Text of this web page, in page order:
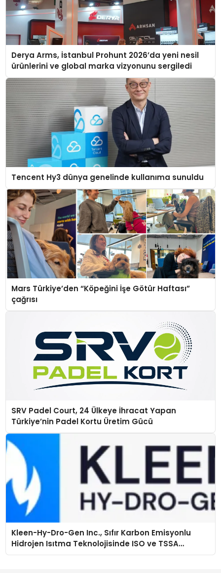
Derya Arms, İstanbul Prohunt 2026’da yeni nesil
ürünlerini ve global marka vizyonunu sergiledi
Tencent Hy3 dünya genelinde kullanıma sunuldu
Mars Türkiye’den “Köpeğini İşe Götür Haftası”
çağrısı
SRV Padel Court, 24 Ülkeye İhracat Yapan
Türkiye’nin Padel Kortu Üretim Gücü
Kleen-Hy-Dro-Gen Inc., Sıfır Karbon Emisyonlu
Hidrojen Isıtma Teknolojisinde ISO ve TSSA
Düzenleyici Onaylarını Aldı